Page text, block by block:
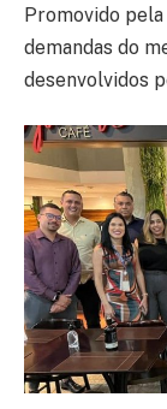
Promovido
demandas do
desenvolvidos